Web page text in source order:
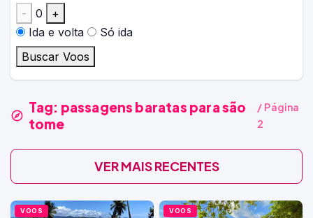
-
0
+
Ida e volta
Só ida
Buscar Voos
Tag: passagens baratas para são
tome
/ Página
2
VER MAIS RECENTES
VOOS VOOS